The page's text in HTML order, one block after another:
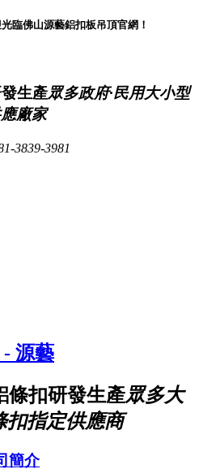
臨佛山源藝鋁扣板吊頂官網！
生產眾多政府·民用大小型
廠家
3839-3981
條扣研發生產眾多大
扣指定供應商
簡介